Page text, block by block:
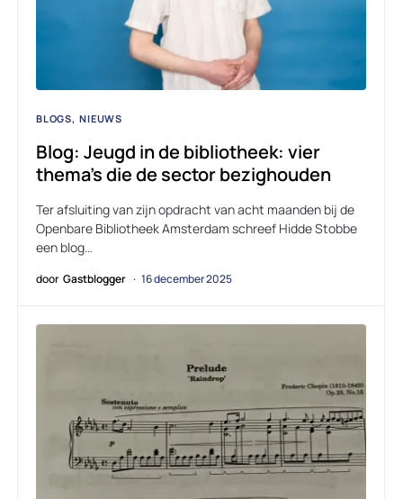
BLOGS NIEUWS
Blog: Jeugd in de bibliotheek: vier
thema’s die de sector bezighouden
Ter afsluiting van zijn opdracht van acht maanden bij de
Openbare Bibliotheek Amsterdam schreef Hidde Stobbe
een blog…
door Gastblogger 16 december 2025